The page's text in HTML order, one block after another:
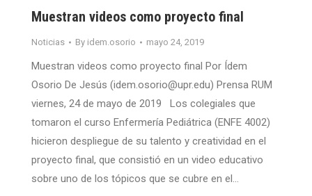
Muestran videos como proyecto final
Noticias By idem.osorio mayo 24, 2019
Muestran videos como proyecto final Por Ídem
Osorio De Jesús (idem.osorio@upr.edu) Prensa RUM
viernes, 24 de mayo de 2019 Los colegiales que
tomaron el curso Enfermería Pediátrica (ENFE 4002)
hicieron despliegue de su talento y creatividad en el
proyecto final, que consistió en un video educativo
sobre uno de los tópicos que se cubre en el…